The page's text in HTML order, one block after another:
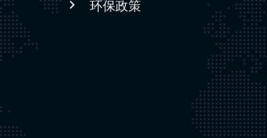
环保政策